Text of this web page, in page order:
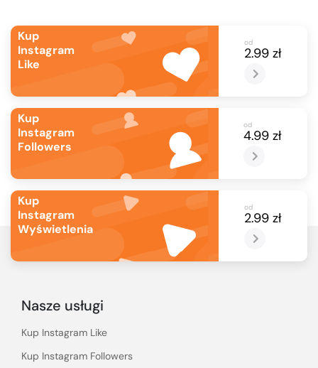
Kup
Instagram
Like
od
2.99 zł
Kup
Instagram
Followers
od
4.99 zł
Kup
Instagram
Wyświetlenia
od
2.99 zł
Nasze usługi
Kup Instagram Like
Kup Instagram Followers